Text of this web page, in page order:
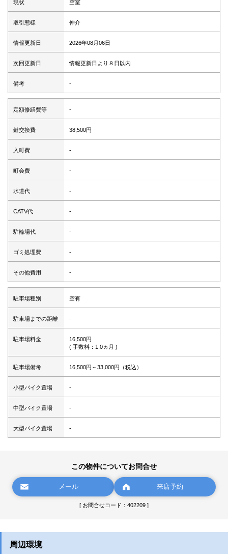
現状 空室
取引態様 仲介
情報更新日 2026年08月06日
次回更新日 情報更新日より８日以内
備考 -
定額修繕費等 -
鍵交換費 38,500円
入町費 -
町会費 -
水道代 -
CATV代 -
駐輪場代 -
ゴミ処理費 -
その他費用 -
駐車場種別 空有
駐車場までの距離 -
駐車場料金
16,500円
( 手数料：1.0ヵ月 )
駐車場備考 16,500円～33,000円（税込）
小型バイク置場 -
中型バイク置場 -
大型バイク置場 -
この物件についてお問合せ
メール 来店予約
[ お問合せコード：402209 ]
周辺環境